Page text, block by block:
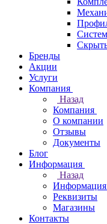
Бренды
Акции
Услуги
Компания
Назад
Компания
О компании
Отзывы
Документы
Блог
Информация
Назад
Информация
Реквизиты
Магазины
Контакты